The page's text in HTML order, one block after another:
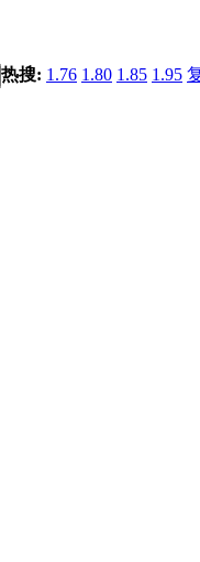
热搜: 1.76 1.80 1.85 1.95